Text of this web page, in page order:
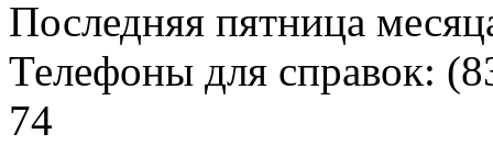
Последняя пятница
Телефоны для справок:
74